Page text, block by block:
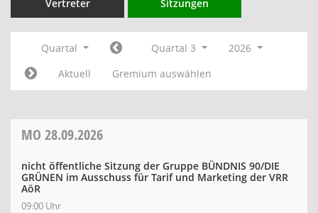
Vertreter Sitzungen
Quartal Quartal 3
2026
Aktuell
Gremium auswählen
MO 28.09.2026
nicht öffentliche Sitzung der Gruppe BÜNDNIS 90/DIE
GRÜNEN im Ausschuss für Tarif und Marketing der VRR
AöR
09:00 Uhr